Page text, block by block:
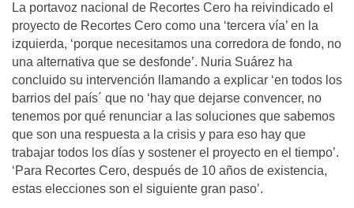
La portavoz nacional de Recortes Cero ha reivindicado el
proyecto de Recortes Cero como una ‘tercera vía’ en la
izquierda, ‘porque necesitamos una corredora de fondo, no
una alternativa que se desfonde’. Nuria Suárez ha
concluido su intervención llamando a explicar ‘en todos los
barrios del país´ que no ‘hay que dejarse convencer, no
tenemos por qué renunciar a las soluciones que sabemos
que son una respuesta a la crisis y para eso hay que
trabajar todos los días y sostener el proyecto en el tiempo’.
‘Para Recortes Cero, después de 10 años de existencia,
estas elecciones son el siguiente gran paso’.